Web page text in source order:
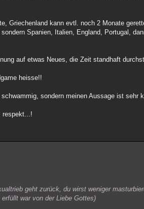
Griechenland kann evtl. noch 2 Monate
Spanien, Italien, England, Portugal,
auf etwas Neues, die Zeit standhaft
heisse!!
sondern meinen Aussage ist sehr
respekt...!
geht zurück, du wirst weniger
war von der Liebe Gottes)